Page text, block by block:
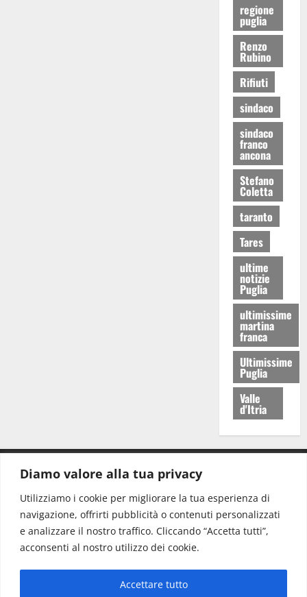
Diamo valore alla tua privacy
Utilizziamo i cookie per migliorare la tua esperienza di
navigazione, offrirti pubblicità o contenuti personalizzati
e analizzare il nostro traffico. Cliccando “Accetta tutti”,
acconsenti al nostro utilizzo dei cookie.
Accettare tutto
regione
puglia
Renzo
Rubino
Rifiuti
sindaco
sindaco
franco
ancona
Stefano
Coletta
taranto
Tares
ultime
notizie
Puglia
ultimissime
martina
franca
Ultimissime
Puglia
Valle
d'Itria
Redazione: redazione@www.martinasera.it
Direttore:direttore@www.martinasera.it
Info & Commerciale:info@www.martinasera.it